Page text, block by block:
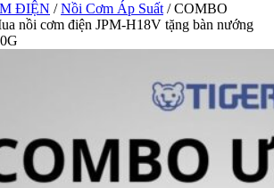
ĐIỆN /Nồi Cơm Áp Suất / COMBO
nồi cơm điện JPM-H18V tặng bàn nướng